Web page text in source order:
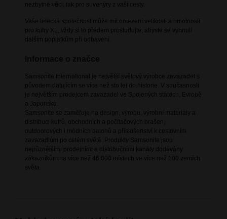
nezbytné věci, tak pro suvenýry z vaší cesty.
Vaše letecká společnost může mít omezení velikosti a hmotnosti
pro kufry XL, vždy si to předem prostudujte, abyste se vyhnuli
dalším poplatkům při odbavení.
Samsonite International je největší světový výrobce zavazadel s
původem datujícím se více než sto let do historie. V současnosti
je největším prodejcem zavazadel ve Spojených státech, Evropě
a Japonsku.
Samsonite se zaměřuje na design, výrobu, výrobní materiály a
distribuci kufrů, obchodních a počítačových brašen,
outdoorových i módních batohů a příslušenství k cestovním
zavazadlům po celém světě. Produkty Samsonite jsou
nejrůznějšími prodejními a distribučními kanály dodávány
zákazníkům na více než 46 000 místech ve více než 100 zemích
světa.